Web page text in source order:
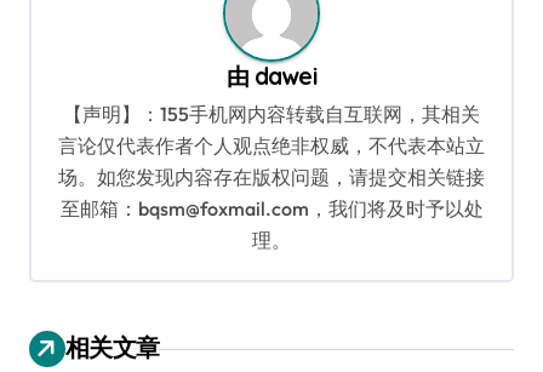
由 dawei
【声明】：155手机网内容转载自互联网，其相关
言论仅代表作者个人观点绝非权威，不代表本站立
场。如您发现内容存在版权问题，请提交相关链接
至邮箱：bqsm@foxmail.com，我们将及时予以处
理。
相关文章